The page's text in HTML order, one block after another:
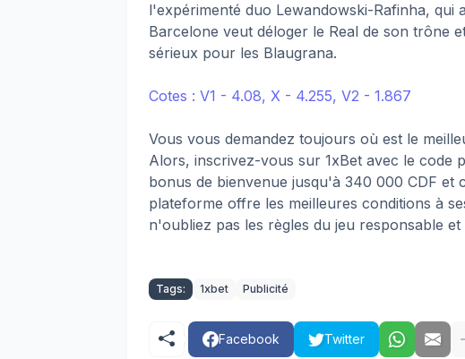
l'expérimenté duo Lewandowski-Rafinha, qui
Barcelone veut déloger le Real de son trône
sérieux pour les Blaugrana.
Cotes : V1 - 4.08, X - 4.255, V2 - 1.867
Vous vous demandez toujours où est le
Alors, inscrivez-vous sur 1xBet avec le code
bonus de bienvenue jusqu'à 340 000 CDF et
plateforme offre les meilleures conditions à
n'oubliez pas les règles du jeu responsable
Tags: 1xbet Publicité
Facebook Twitter